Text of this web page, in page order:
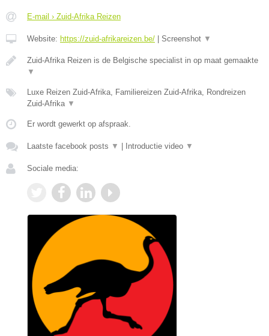
E-mail › Zuid-Afrika Reizen
Website: https://zuid-afrikareizen.be/ Screenshot ▼
Zuid-Afrika Reizen is de Belgische specialist in op maat gemaakte
▼
Luxe Reizen Zuid-Afrika, Familiereizen Zuid-Afrika, Rondreizen
Zuid-Afrika ▼
Er wordt gewerkt op afspraak.
Laatste facebook posts ▼ Introductie video ▼
Sociale media: